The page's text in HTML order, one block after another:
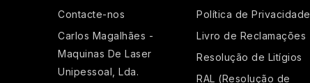
Contacte-nos
Carlos Magalhães -
Maquinas De Laser
Unipessoal, Lda.
Política de Privacidade
Livro de Reclamações
Resolução de Litígios
RAL (Resolução de